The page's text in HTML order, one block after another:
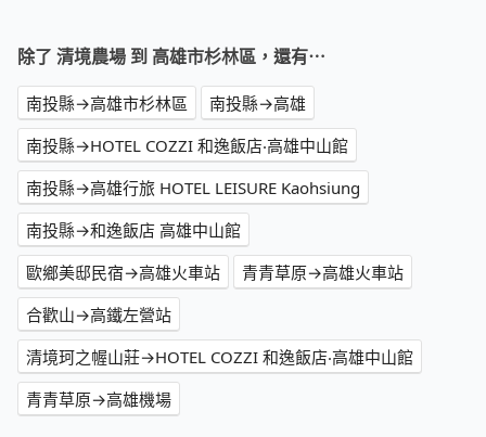
除了 清境農場 到 高雄市杉林區，還有⋯
南投縣→高雄市杉林區
南投縣→高雄
南投縣→HOTEL COZZI 和逸飯店‧高雄中山館
南投縣→高雄行旅 HOTEL LEISURE Kaohsiung
南投縣→和逸飯店 高雄中山館
歐鄉美邸民宿→高雄火車站
青青草原→高雄火車站
合歡山→高鐵左營站
清境珂之幄山莊→HOTEL COZZI 和逸飯店‧高雄中山館
青青草原→高雄機場